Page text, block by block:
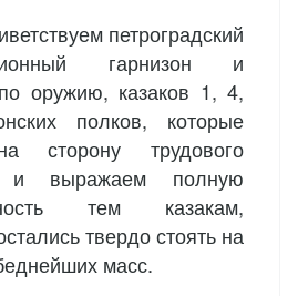
петроградский
гарнизон и
оружию, казаков 1, 4,
полков, которые
сторону трудового
и выражаем полную
тем казакам,
твердо стоять на
масс.